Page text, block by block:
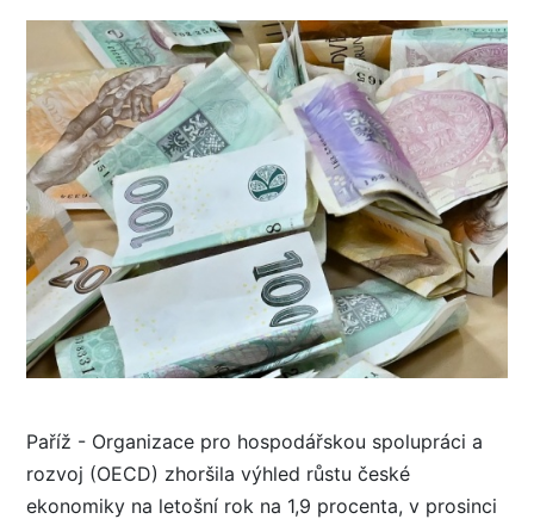
Paříž - Organizace pro hospodářskou spolupráci a
rozvoj (OECD) zhoršila výhled růstu české
ekonomiky na letošní rok na 1,9 procenta, v prosinci